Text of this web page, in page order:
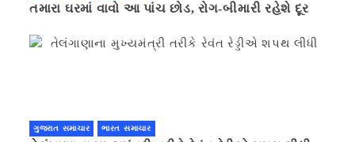
તમારા ઘરમાં વાવો આ પાંચ છોડ, રોગ-બીમારી રહેશે દૂર
ગુજરાત સમાચાર ભારત સમાચાર